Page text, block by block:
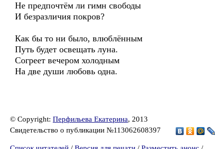
Не предпочтём ли гимн свободы
И безразличия покров?
Как бы то ни было, влюблённым
Путь будет освещать луна.
Согреет вечером холодным
На две души любовь одна.
© Copyright: Перфильева Екатерина, 2013
Свидетельство о публикации №113062608397